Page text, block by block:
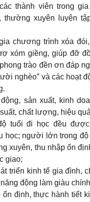
thành viên trong
thường xuyên luyện
chương trình xóa
xóm giềng, giúp đỡ
trào đền ơn đáp
nghèo” và các hoạt
sản xuất, kinh
chất lượng, hiệu
tuổi đi học đều
học; người lớn trong độ
xuyên, thu nhập ổn
giao;
triển kinh tế gia đình,
động làm giàu
định, thực hành tiết